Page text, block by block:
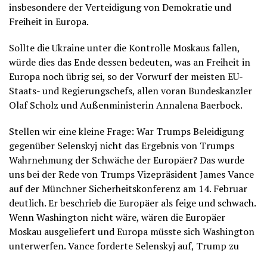
insbesondere der Verteidigung von Demokratie und
Freiheit in Europa.
Sollte die Ukraine unter die Kontrolle Moskaus fallen,
würde dies das Ende dessen bedeuten, was an Freiheit in
Europa noch übrig sei, so der Vorwurf der meisten EU-
Staats- und Regierungschefs, allen voran Bundeskanzler
Olaf Scholz und Außenministerin Annalena Baerbock.
Stellen wir eine kleine Frage: War Trumps Beleidigung
gegenüber Selenskyj nicht das Ergebnis von Trumps
Wahrnehmung der Schwäche der Europäer? Das wurde
uns bei der Rede von Trumps Vizepräsident James Vance
auf der Münchner Sicherheitskonferenz am 14. Februar
deutlich. Er beschrieb die Europäer als feige und schwach.
Wenn Washington nicht wäre, wären die Europäer
Moskau ausgeliefert und Europa müsste sich Washington
unterwerfen. Vance forderte Selenskyj auf, Trump zu